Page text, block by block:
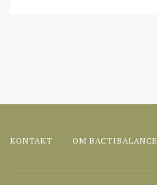
KONTAKT OM BACTIBALANCE